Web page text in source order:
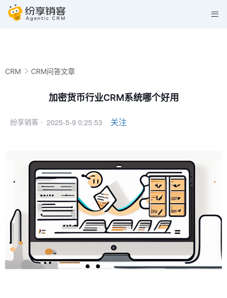
CRM CRM问答文章
加密货币行业CRM系统哪个好用
纷享销客 · 2025-5-9 0:25:53 关注